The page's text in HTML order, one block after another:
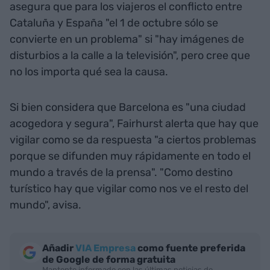
asegura que para los viajeros el conflicto entre
Cataluña y España "el 1 de octubre sólo se
convierte en un problema" si "hay imágenes de
disturbios a la calle a la televisión", pero cree que
no los importa qué sea la causa.
Si bien considera que Barcelona es "una ciudad
acogedora y segura", Fairhurst alerta que hay que
vigilar como se da respuesta "a ciertos problemas
porque se difunden muy rápidamente en todo el
mundo a través de la prensa". "Como destino
turístico hay que vigilar como nos ve el resto del
mundo", avisa.
AñadirVIA Empresa como fuente preferida
de Google de forma gratuita